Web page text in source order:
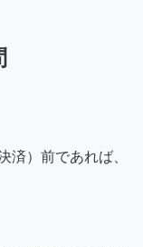
済）前であれば、